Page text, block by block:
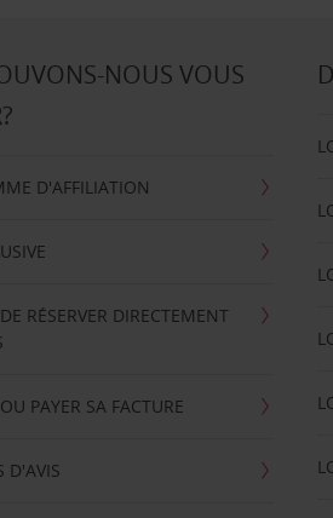
NOUS VOUS
D'AFFILIATION
RÉSERVER DIRECTEMENT
PAYER SA FACTURE
D'AVIS